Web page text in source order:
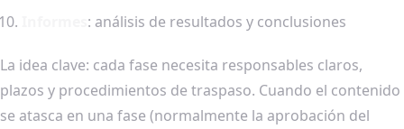
: análisis de resultados y conclusiones
La idea clave: cada fase necesita responsables claros,
plazos y procedimientos de traspaso. Cuando el contenido
se atasca en una fase (normalmente la aprobación del